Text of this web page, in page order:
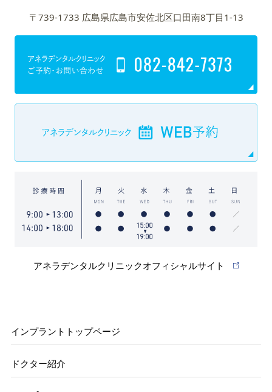
〒739-1733 広島県広島市安佐北区口田南8丁目1-13
アネラデンタルクリニックオフィシャルサイト
インプラントトップページ
ドクター紹介